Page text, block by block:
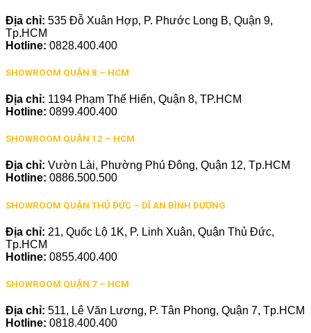
Địa chỉ: 535 Đỗ Xuân Hợp, P. Phước Long B, Quận 9,
Tp.HCM
Hotline: 0828.400.400
SHOWROOM QUẬN 8 – HCM
Địa chỉ: 1194 Phạm Thế Hiển, Quận 8, TP.HCM
Hotline: 0899.400.400
SHOWROOM QUẬN 12 – HCM
Địa chỉ: Vườn Lài, Phường Phú Đông, Quận 12, Tp.HCM
Hotline: 0886.500.500
SHOWROOM QUẬN THỦ ĐỨC – DĨ AN BÌNH DƯƠNG
Địa chỉ: 21, Quốc Lộ 1K, P. Linh Xuân, Quận Thủ Đức,
Tp.HCM
Hotline: 0855.400.400
SHOWROOM QUẬN 7 – HCM
Địa chỉ: 511, Lê Văn Lương, P. Tân Phong, Quận 7, Tp.HCM
Hotline: 0818.400.400